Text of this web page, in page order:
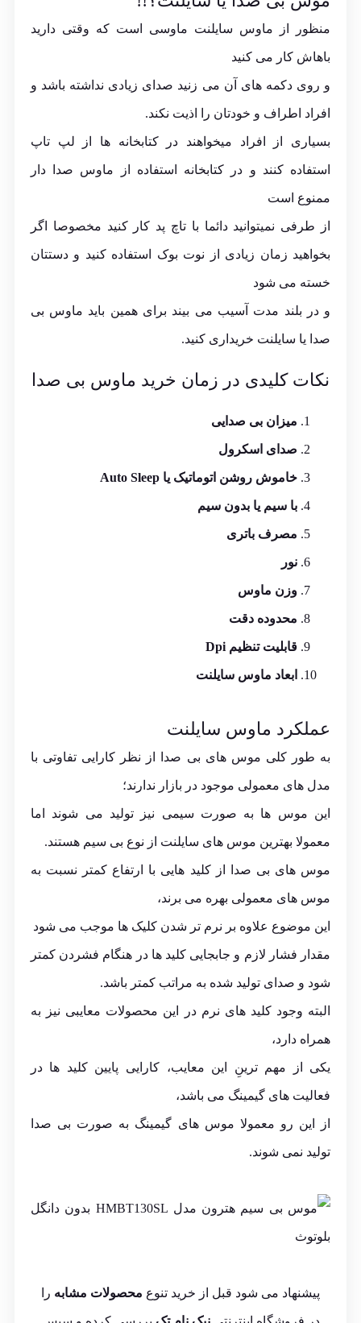
منظور از ماوس سایلنت ماوسی است که وقتی دارید
باهاش کار می کنید
و روی دکمه های آن می زنید صدای زیادی نداشته باشد و
افراد اطراف و خودتان را اذیت نکند.
بسیاری از افراد میخواهند در کتابخانه ها از لپ تاپ
استفاده کنند و در کتابخانه استفاده از ماوس صدا دار
ممنوع است
از طرفی نمیتوانید دائما با تاچ پد کار کنید مخصوصا اگر
بخواهید زمان زیادی از نوت بوک استفاده کنید و دستتان
خسته می شود
و در بلند مدت آسیب می بیند برای همین باید ماوس بی
صدا یا سایلنت خریداری کنید.
نکات کلیدی در زمان خرید ماوس بی صدا
میزان بی صدایی
صدای اسکرول
خاموش روشن اتوماتیک یا Auto Sleep
با سیم یا بدون سیم
مصرف باتری
نور
وزن ماوس
محدوده دقت
قابلیت تنظیم Dpi
ابعاد ماوس سایلنت
عملکرد ماوس سایلنت
به طور کلی موس های بی صدا از نظر کارایی تفاوتی با
مدل های معمولی موجود در بازار ندارند؛
این موس ها به صورت سیمی نیز تولید می شوند اما
معمولا بهترین موس های سایلنت از نوع بی سیم هستند.
موس های بی صدا از کلید هایی با ارتفاع کمتر نسبت به
موس های معمولی بهره می برند،
این موضوع علاوه بر نرم تر شدن کلیک ها موجب می شود
مقدار فشار لازم و جابجایی کلید ها در هنگام فشردن کمتر
شود و صدای تولید شده به مراتب کمتر باشد.
البته وجود کلید های نرم در این محصولات معایبی نیز به
همراه دارد،
یکی از مهم ترینِ این معایب، کارایی پایین کلید ها در
فعالیت های گیمینگ می باشد،
از این رو معمولا موس های گیمینگ به صورت بی صدا
تولید نمی شوند.
پیشنهاد می شود قبل از خرید تنوع محصولات مشابه را